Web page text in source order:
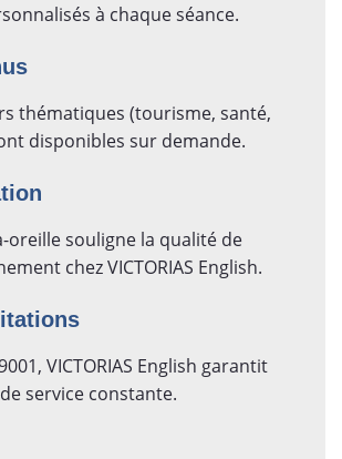
à chaque séance.
thématiques (tourisme, santé,
disponibles sur demande.
oreille souligne la qualité de
chez VICTORIAS English.
VICTORIAS English garantit
service constante.